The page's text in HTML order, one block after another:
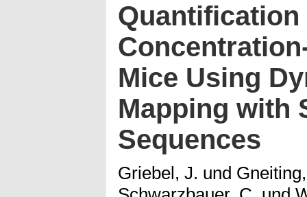
Quantification
Mice Using
Mapping with
Sequences
Griebel, J. und